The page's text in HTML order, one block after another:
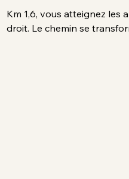
Km 1,6, vous atteignez les
droit. Le chemin se